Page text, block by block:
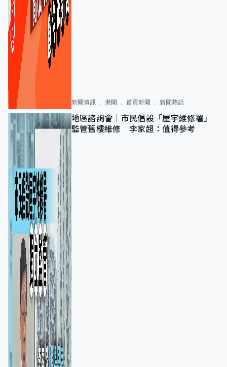
新聞資訊 港聞 首頁新聞 新聞熱話
地區諮詢會｜市民倡設「屋宇維修署」
監管舊樓維修 李家超：值得參考